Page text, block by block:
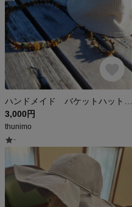
3,000円
thunimo
-